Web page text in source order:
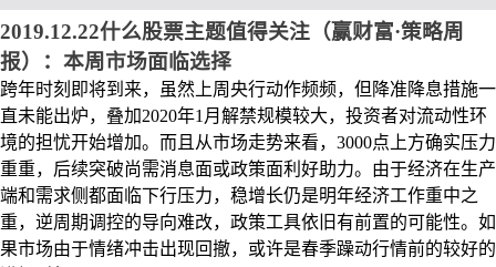
2019.12.22什么股票主题值得关注（赢财富·策略周
报）：本周市场面临选择
跨年时刻即将到来，虽然上周央行动作频频，但降准降息措施一
直未能出炉，叠加2020年1月解禁规模较大，投资者对流动性环
境的担忧开始增加。而且从市场走势来看，3000点上方确实压力
重重，后续突破尚需消息面或政策面利好助力。由于经济在生产
端和需求侧都面临下行压力，稳增长仍是明年经济工作重中之
重，逆周期调控的导向难改，政策工具依旧有前置的可能性。如
果市场由于情绪冲击出现回撤，或许是春季躁动行情前的较好的